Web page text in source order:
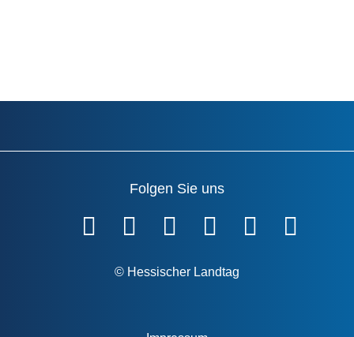
Folgen Sie uns
© Hessischer Landtag